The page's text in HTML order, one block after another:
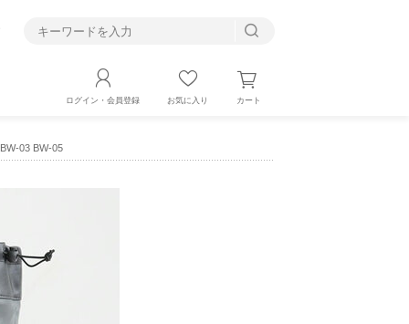
ログイン・会員登録 お気に入り カート
03 BW-05